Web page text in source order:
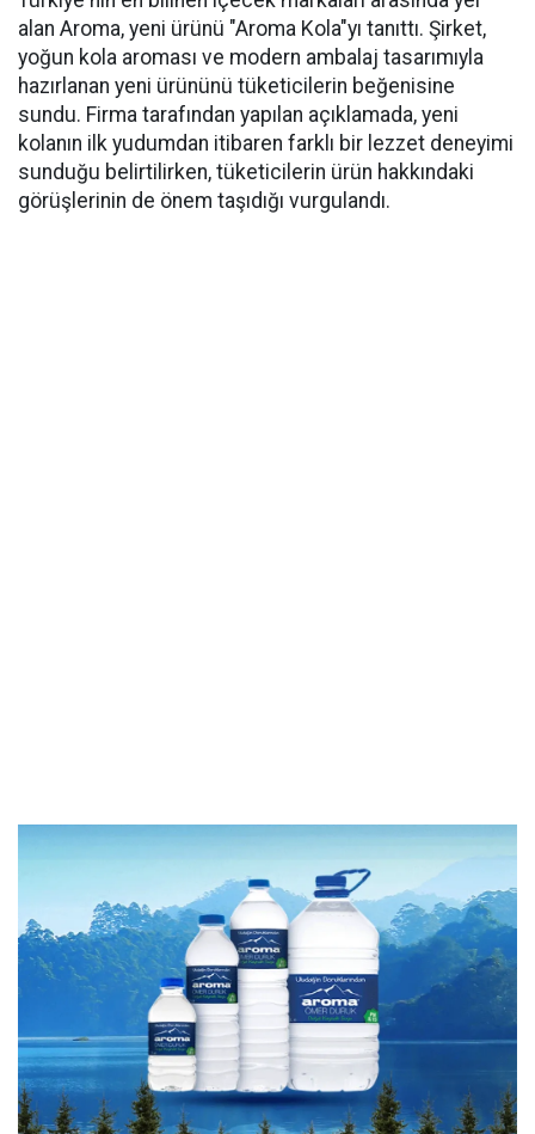
alan Aroma, yeni ürünü "Aroma Kola"yı tanıttı. Şirket,
yoğun kola aroması ve modern ambalaj tasarımıyla
hazırlanan yeni ürününü tüketicilerin beğenisine
sundu. Firma tarafından yapılan açıklamada, yeni
kolanın ilk yudumdan itibaren farklı bir lezzet deneyimi
sunduğu belirtilirken, tüketicilerin ürün hakkındaki
görüşlerinin de önem taşıdığı vurgulandı.